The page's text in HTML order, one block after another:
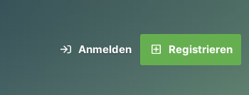
Anmelden Registrieren